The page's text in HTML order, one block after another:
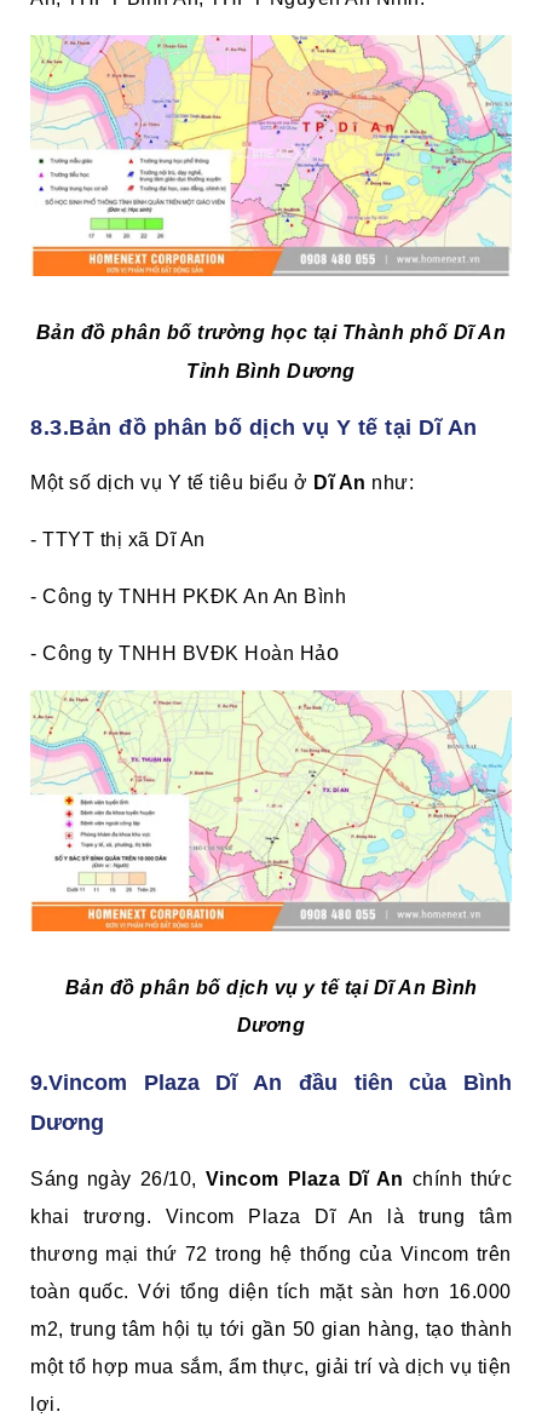
Bản đồ phân bố trường học tại Thành phố Dĩ An
Tỉnh Bình Dương
8.3.Bản đồ phân bố dịch vụ Y tế tại Dĩ An
Một số dịch vụ Y tế tiêu biểu ở Dĩ An như:
- TTYT thị xã Dĩ An
- Công ty TNHH PKĐK An An Bình
- Công ty TNHH BVĐK Hoàn Hảo
Bản đồ phân bố dịch vụ y tế tại Dĩ An Bình
Dương
9.Vincom Plaza Dĩ An đầu tiên của Bình
Dương
Sáng ngày 26/10, Vincom Plaza Dĩ An chính thức
khai trương. Vincom Plaza Dĩ An là trung tâm
thương mại thứ 72 trong hệ thống của Vincom trên
toàn quốc. Với tổng diện tích mặt sàn hơn 16.000
m2, trung tâm hội tụ tới gần 50 gian hàng, tạo thành
một tổ hợp mua sắm, ẩm thực, giải trí và dịch vụ tiện
lợi.